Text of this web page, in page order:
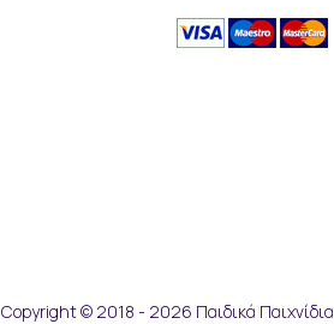
Copyright © 2018 - 2026 Παιδικά